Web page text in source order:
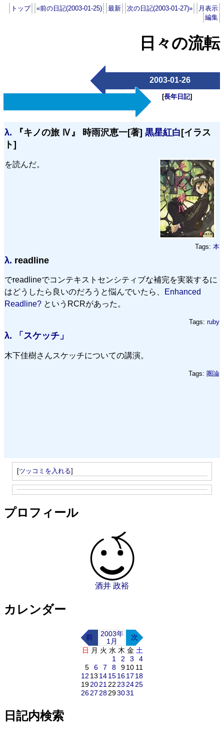
トップ «前の日記(2003-01-25) 最新 次の日記(2003-01-27)»
月表示
編集
日々の流転
2003-01-26
[長年日記]
λ. 『キノの旅 Ⅳ』 時雨沢恵一[著] 黒星紅白[イラス
ト]
を読んだ。
Tags: 本
λ. readline
でreadlineでコンテキストセンシティブな補完を実装するに
はどうしたら良いのだろうと悩んでいたら、
Enhanced
Readline? というRCRがあった。
Tags: ruby
λ. 「スケッチ」
木下佳樹さんスケッチについての講演。
Tags: 圏論
[ツッコミを入れる]
プロフィール
酒井 政裕
カレンダー
前
2003年
1月
次
日 月 火 水 木 金 土
1
2 3
4
5
6 7 8 910 11
12 13 14151617 18
192021 22 23 2425
2627 28293031
日記内検索